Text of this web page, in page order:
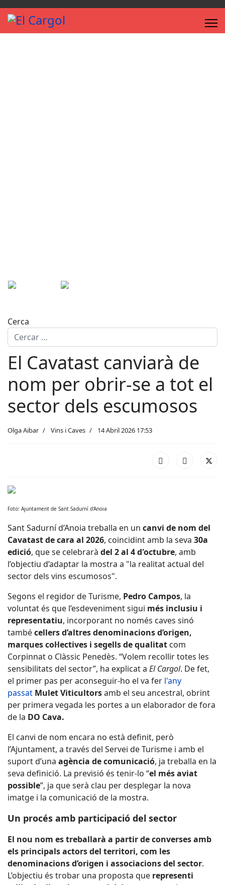
Cerca
El Cavatast canviarà de
nom per obrir-se a tot el
sector dels escumosos
Olga Aibar Vins i Caves 14 Abril 2026 17:53
Foto: Ajuntament de Sant Sadurní d'Anoia
Sant Sadurní d’Anoia treballa en un canvi de nom del
Cavatast de cara al 2026, coincidint amb la seva 30a
edició, que se celebrarà del 2 al 4 d'octubre, amb
l’objectiu d’adaptar la mostra a "la realitat actual del
sector dels vins escumosos".
Segons el regidor de Turisme, Pedro Campos, la
voluntat és que l’esdeveniment sigui més inclusiu i
representatiu, incorporant no només caves sinó
tambécellers d’altres denominacions d’origen,
marques col·lectives i segells de qualitat com
Corpinnat o Clàssic Penedès. “Volem recollir totes les
sensibilitats del sector”, ha explicat a El Cargol. De fet,
el primer pas per aconseguir-ho el va fer l'any
passat Mulet Viticultorsamb el seu ancestral, obrint
per primera vegada les portes a un elaborador de fora
de la DO Cava.
El canvi de nom encara no està definit, però
l’Ajuntament, a través del Servei de Turisme i amb el
suport d’una agència de comunicació, ja treballa en la
seva definició. La previsió és tenir-lo “el més aviat
possible”, ja que serà clau per desplegar la nova
imatge i la comunicació de la mostra.
Un procés amb participació del sector
El nou nom es treballarà a partir de converses amb
els principals actors del territori, com les
denominacions d’origen i associacions del sector.
L’objectiu és trobar una proposta que representi